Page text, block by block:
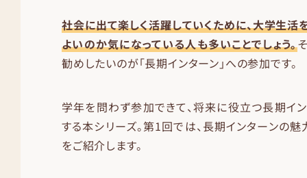
社会に出て楽しく活躍していくために、大学生活
よいのか気になっている人も多いことでしょう。
勧めしたいのが「長期インターン」への参加です。
学年を問わず参加できて、将来に役立つ長期イ
する本シリーズ。第1回では、長期インターンの魅
をご紹介します。